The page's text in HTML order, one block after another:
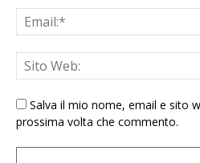
Salva il mio nome, email e sito
prossima volta che commento.